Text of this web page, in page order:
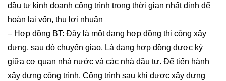
đầu tư kinh doanh công trình trong thời gian nhất định để
hoàn lại vốn, thu lợi nhuận
– Hợp đồng BT: Đây là một dạng hợp đồng thi công xây
dựng, sau đó chuyển giao. Là dạng hợp đồng được ký
giữa cơ quan nhà nước và các nhà đầu tư. Để tiến hành
xây dựng công trình. Công trình sau khi được xây dựng